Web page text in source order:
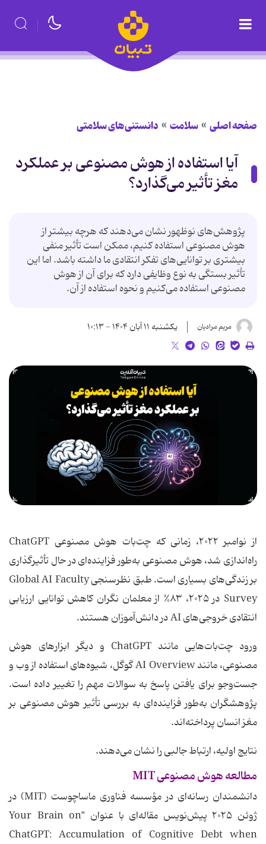
صفحه اصلی سلامت دانستنی‌های سلامتی
آیا استفاده از هوش مصنوعی بر عملکرد
مغز تأثیر می‌گذارد؟
پژوهش‌های نوظهور نشان می‌دهند که هرچه بیشتر از
هوش مصنوعی استفاده کنیم، ممکن است تأثیر منفی
بیشتری بر توانایی‌های تفکر انتقادی ما داشته باشد. اما این
تأثیر بستگی به نوع وظایفی دارد که برای آن از هوش
مصنوعی استفاده می‌کنیم و نحوه استفاده از آن.
مریم مرادیان یکشنبه ۱۱ آبان ۱۴۰۴ - ۱۰:۱۳
از نوامبر ۲۰۲۲، زمانی که چت‌بات هوش مصنوعی ChatGPT
راه‌اندازی شد، هوش مصنوعی به‌طور فزاینده‌ای در حال تأثیرگذاری
بر زندگی‌های بسیاری است. طبق نظرسنجی Global AI Faculty
Survey در ۲۰۲۵، ۸۳% از معلمان نگران کاهش توانایی ارزیابی
انتقادی خروجی‌های AI در دانش‌آموزان هستند.
ورود چت‌بات‌هایی مانند ChatGPT و دیگر ابزارهای هوش
مصنوعی، مانند AI Overview گوگل، شیوه‌های استفاده از وب و
جست‌وجو برای یافتن پاسخ به سوالات مهم را تغییر داده است.
پژوهشگران به‌طور فزاینده‌ای به بررسی تأثیر هوش مصنوعی بر
مغز انسان پرداخته‌اند.
نتایج اولیه، ارتباط جالبی را نشان می‌دهند.
مطالعه هوش مصنوعی MIT
دانشمندان رسانه‌ای در مؤسسه فناوری ماساچوست (MIT) در
ژوئن ۲۰۲۵ پیش‌نویس مقاله‌ای با عنوان "Your Brain on
ChatGPT: Accumulation of Cognitive Debt when